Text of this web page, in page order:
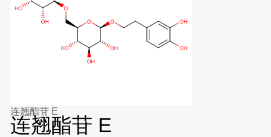
连翘酯苷 E
连翘酯苷 E